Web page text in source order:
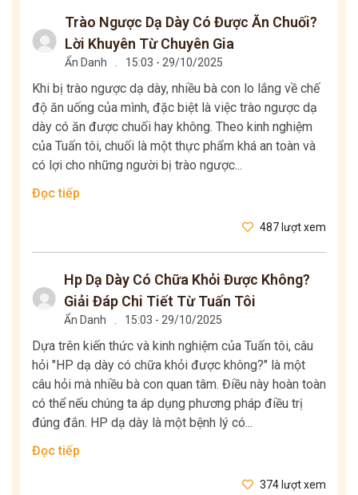
Trào Ngược Dạ Dày Có Được Ăn Chuối?
Lời Khuyên Từ Chuyên Gia
Ẩn Danh 15:03 - 29/10/2025
Khi bị trào ngược dạ dày, nhiều bà con lo lắng về chế
độ ăn uống của mình, đặc biệt là việc trào ngược dạ
dày có ăn được chuối hay không. Theo kinh nghiệm
của Tuấn tôi, chuối là một thực phẩm khá an toàn và
có lợi cho những người bị trào ngược...
Đọc tiếp
487 lượt xem
Hp Dạ Dày Có Chữa Khỏi Được Không?
Giải Đáp Chi Tiết Từ Tuấn Tôi
Ẩn Danh 15:03 - 29/10/2025
Dựa trên kiến thức và kinh nghiệm của Tuấn tôi, câu
hỏi "HP dạ dày có chữa khỏi được không?" là một
câu hỏi mà nhiều bà con quan tâm. Điều này hoàn toàn
có thể nếu chúng ta áp dụng phương pháp điều trị
đúng đắn. HP dạ dày là một bệnh lý có...
Đọc tiếp
374 lượt xem